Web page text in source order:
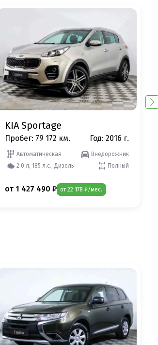
KIA Sportage
Пробег: 79 172 км. Год: 2016 г.
Автоматическая
Внедорожник
2.0 л, 185 л.с., Дизель
Полный
от 1 427 490 ₽ от 22 178 ₽/мес.